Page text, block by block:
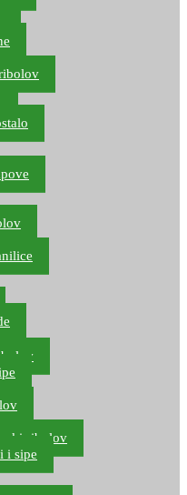
ribolov
i sipe